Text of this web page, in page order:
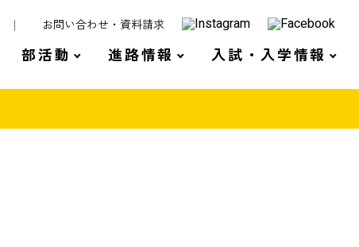
お問い合わせ・資料請求
部活動 進路情報 入試・入学情報